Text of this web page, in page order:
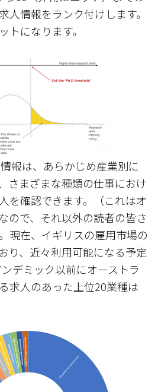
人情報をランク付けします。
トになります。
報は、あらかじめ産業別に
さまざまな種類の仕事におけ
を確認できます。（これはオ
ので、それ以外の読者の皆さ
現在、イギリスの雇用市場の
り、近々利用可能になる予定
デミック以前にオーストラ
求人のあった上位20業種は